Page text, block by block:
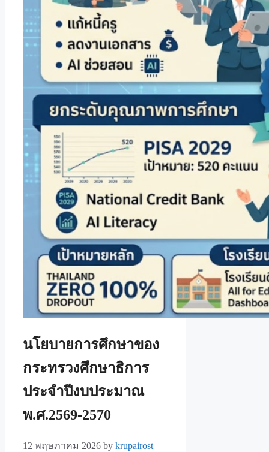
นโยบายการศึกษาของ
กระทรวงศึกษาธิการ
ประจำปีงบประมาณ
พ.ศ.2569-2570
12 พฤษภาคม 2026 by krupairost